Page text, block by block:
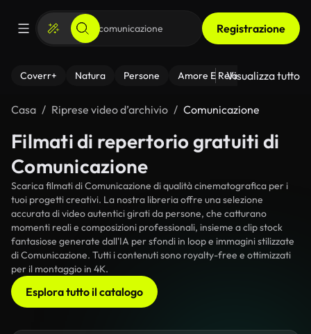
Registrazione
Coverr+ Natura Persone Amore E Relazioni Il
Visualizza tutto
Casa Riprese video d’archivio Comunicazione
Filmati di repertorio gratuiti di
Comunicazione
Scarica filmati di Comunicazione di qualità cinematografica per i
tuoi progetti creativi. La nostra libreria offre una selezione
accurata di video autentici girati da persone, che catturano
momenti reali e composizioni professionali, insieme a clip stock
fantasiose generate dall'IA per sfondi in loop e immagini stilizzate
di Comunicazione. Tutti i contenuti sono royalty-free e ottimizzati
per il montaggio in 4K.
Esplora tutto il catalogo